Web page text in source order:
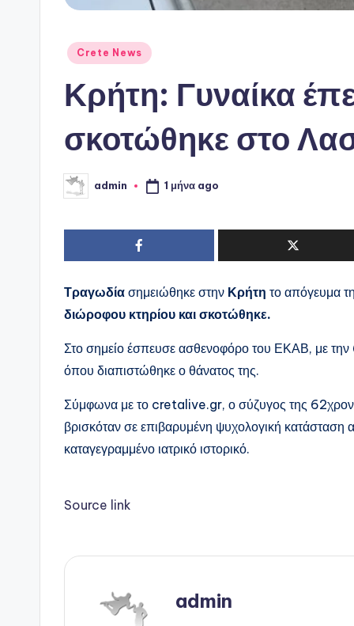
Αναρτήθηκε
Crete News
Κρήτη: Γυναίκα
σκοτώθηκε στο
Συγγραφέας:
admin 1 μήνα ago
Τραγωδία σημειώθηκε στην Κρήτη το απόγευμα
διώροφου κτηρίου και σκοτώθηκε.
Στο σημείο έσπευσε ασθενοφόρο του ΕΚΑΒ, με την
όπου διαπιστώθηκε ο θάνατος της.
Σύμφωνα με το cretalive.gr, ο σύζυγος της
βρισκόταν σε επιβαρυμένη ψυχολογική κατάσταση
καταγεγραμμένο ιατρικό ιστορικό.
Source link
admin